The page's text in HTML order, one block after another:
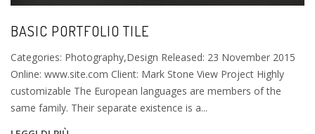
BASIC PORTFOLIO TILE
Categories: Photography,Design Released: 23 November 2015
Online: www.site.com Client: Mark Stone View Project Highly
customizable The European languages are members of the
same family. Their separate existence is a...